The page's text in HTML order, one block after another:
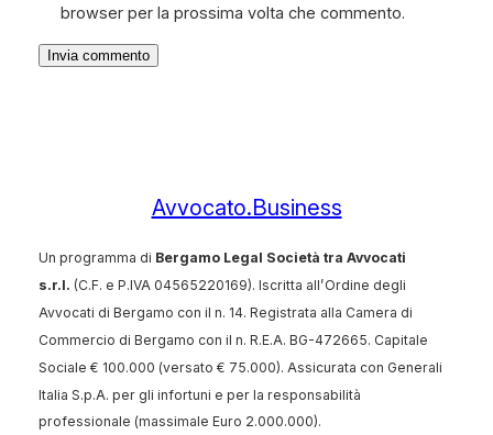
browser per la prossima volta che commento.
Avvocato.Business
Un programma di Bergamo Legal Società tra Avvocati
s.r.l. (C.F. e P.IVA 04565220169). Iscritta all’Ordine degli
Avvocati di Bergamo con il n. 14. Registrata alla Camera di
Commercio di Bergamo con il n. R.E.A. BG-472665. Capitale
Sociale € 100.000 (versato € 75.000). Assicurata con Generali
Italia S.p.A. per gli infortuni e per la responsabilità
professionale (massimale Euro 2.000.000).